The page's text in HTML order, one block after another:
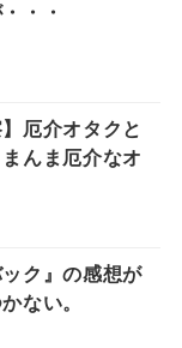
・・
厄介オタクと
んま厄介なオ
ク』の感想が
ない。